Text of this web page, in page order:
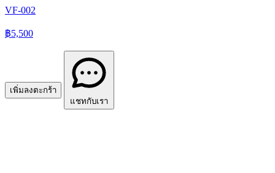
VF-002
฿5,500
เพิ่มลงตะกร้า
แชทกับเรา